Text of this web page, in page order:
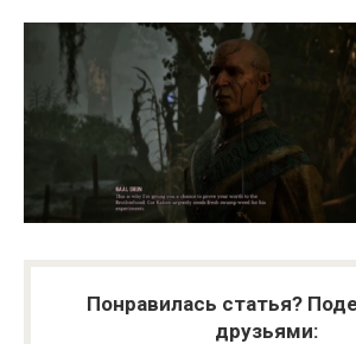
Понравилась статья?
друзьями: